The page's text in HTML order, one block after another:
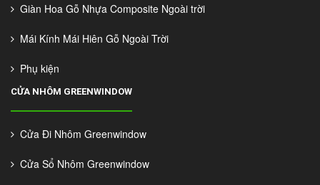
Giàn Hoa Gỗ Nhựa Composite Ngoài trời
Mái Kính Mái Hiên Gỗ Ngoài Trời
Phụ kiện
CỬA NHÔM GREENWINDOW
Cửa Đi Nhôm Greenwindow
Cửa Sổ Nhôm Greenwindow